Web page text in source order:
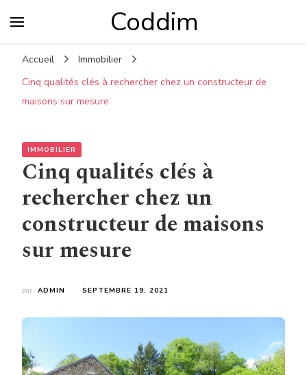
Coddim
Accueil
Immobilier
Cinq qualités clés à rechercher chez un constructeur de
maisons sur mesure
IMMOBILIER
Cinq qualités clés à
rechercher chez un
constructeur de maisons
sur mesure
par ADMIN SEPTEMBRE 19, 2021